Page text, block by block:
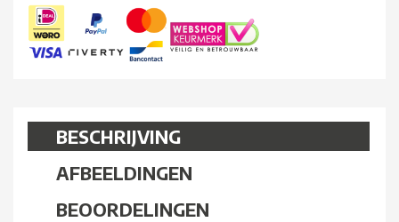
BESCHRIJVING
AFBEELDINGEN
BEOORDELINGEN